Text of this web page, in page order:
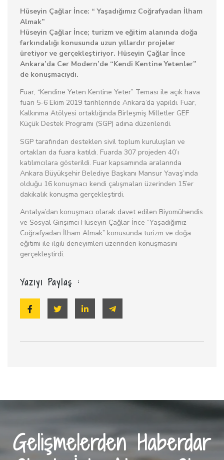
Hüseyin Çağlar İnce: “ Yaşadığımız Coğrafyadan İlham
Almak”
Hüseyin Çağlar İnce; turizm ve eğitim alanında doğa
farkındalığı konusunda uzun yıllardır projeler
üretiyor ve gerçekleştiriyor. Hüseyin Çağlar İnce
Ankara’da Cer Modern’de “Kendi Kentine Yetenler”
de konuşmacıydı.
Fuar, “Kendine Yeten Kentine Yeter” Teması ile açık hava
fuarı 5-6 Ekim 2019 tarihlerinde Ankara’da yapıldı. Fuar,
Kalkınma Atölyesi ortaklığında Birleşmiş Milletler GEF
Küçük Destek Programı (SGP) adına düzenlendi.
SGP tarafından desteklen sivil toplum kuruluşları ve
ortakları da fuara katıldı. Fuarda 307 projeden 40’ı
katılımcılara gösterildi. Fuar kapsamında aralarında
Ankara Büyükşehir Belediye Başkanı Mansur Yavaş’ında
olduğu 16 konuşmacı kendi çalışmaları üzerinden 15’er
dakikalık konuşma gerçekleştirdi.
Antalya’dan konuşmacı olarak davet edilen Biyomühendis
ve Sosyal Girişimci Hüseyin Çağlar İnce “Yaşadığımız
Coğrafyadan İlham Almak” konusunda turizm ve doğa
eğitimi ile ilgili deneyimleri üzerinden konuşmasını
gerçekleştirdi.
Yazıyı Paylaş :
Gelişmelerden Haberdar